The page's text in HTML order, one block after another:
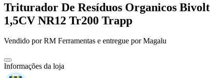
Triturador De Resíduos Organicos Bivolt
1,5CV NR12 Tr200 Trapp
Vendido porRM Ferramentas e entregue por Magalu
Informações da loja